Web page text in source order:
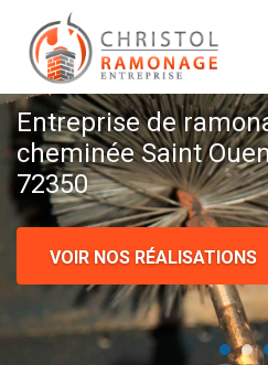
Entreprise de
cheminée Saint
72350
VOIR NOS RÉALISATIONS